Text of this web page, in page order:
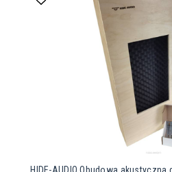
HIDE-AUDIO Obudowa